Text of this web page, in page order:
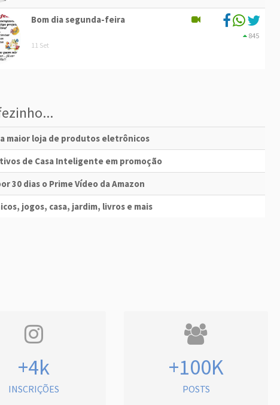
Bom dia segunda-feira
11 Set
845
a maior loja de produtos eletrônicos
de Casa Inteligente em promoção
30 dias o Prime Vídeo da Amazon
jogos, casa, jardim, livros e mais
+4k
INSCRIÇÕES
+100K
POSTS